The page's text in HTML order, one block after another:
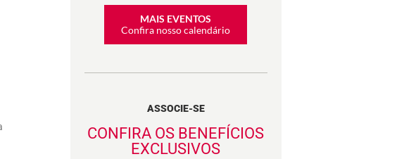
MAIS EVENTOS
Confira nosso calendário
ASSOCIE-SE
CONFIRA OS BENEFÍCIOS
EXCLUSIVOS